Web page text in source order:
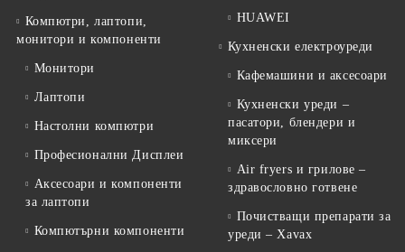
Компютри, лаптопи,
монитори и компоненти
Монитори
Лаптопи
Настолни компютри
Професионални Дисплеи
Аксесоари и компоненти
за лаптопи
Компютърни компоненти
HUAWEI
Кухненски електроуреди
Кафемашини и аксесоари
Кухненски уреди –
пасатори, блендери и
миксери
Air fryers и грилове –
здравословно готвене
Почистващи препарати за
уреди – Xavax